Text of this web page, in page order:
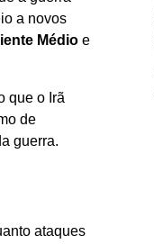
a novos
Médio e
que o Irã
de
guerra.
ataques